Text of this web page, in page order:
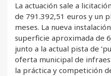
La actuación sale a
de 791.392,51 euros y un
meses. La nueva
superficie aproximada de
junto a la actual pista de
oferta municipal de
la práctica y competición